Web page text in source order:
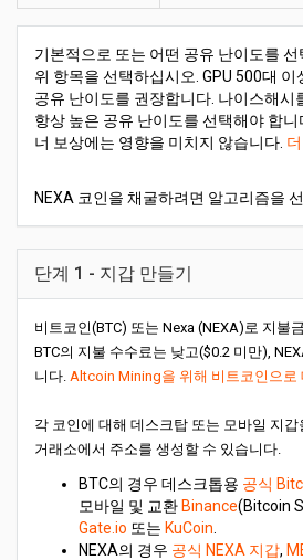
기본적으로 또는 어떤 공유 난이도를
위 항목을 선택하십시오. GPU 500대
공유 난이도를 권장합니다. 나이스해시
항상 높은 공유 난이도를 선택해야 합
너 보상에는 영향을 미치지 않습니다.
NEXA 코인을 채굴하려면 알고리즘을
단계 1 - 지갑 만들기
비트코인(BTC) 또는 Nexa (NEXA)로 지불
BTC의 지불 수수료는 낮고($0.2 미만),
니다. Altcoin Mining을 위해 비트코인으로
각 코인에 대해 데스크탑 또는 모바일 지
거래소에서 주소를 생성할 수 있습니다.
BTC의 경우 데스크톱용 공식
모바일 및 교환 Binance(Bitcoin
Gate.io 또는 KuCoin
NEXA의 경우 공식 NEXA 지갑,